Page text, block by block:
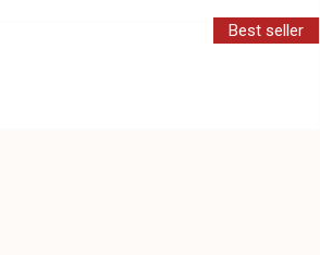
Best seller